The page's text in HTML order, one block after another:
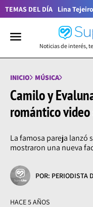
TEMAS DEL DÍA Lina Tejeiro
Noticias de interés,
INICIO MÚSICA
Camilo y
romántico
La famosa pareja lanzó
mostraron una nueva
POR: PERIODISTA
HACE 5 AÑOS